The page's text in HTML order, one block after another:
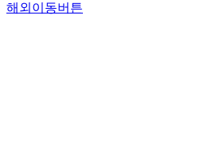
해외이동버튼